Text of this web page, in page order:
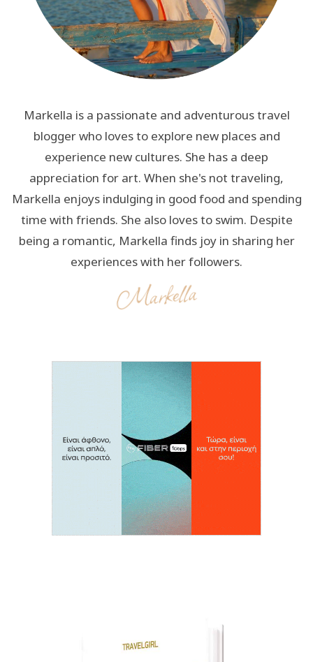
Markella is a passionate and adventurous travel
blogger who loves to explore new places and
experience new cultures. She has a deep
appreciation for art. When she's not traveling,
Markella enjoys indulging in good food and spending
time with friends. She also loves to swim. Despite
being a romantic, Markella finds joy in sharing her
experiences with her followers.